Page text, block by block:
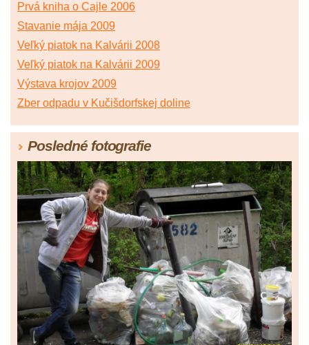
Prvá kniha o Cajle 2006
Stavanie mája 2009
Veľký piatok na Kalvárii 2008
Veľký piatok na Kalvárii 2009
Výstava krojov 2009
Zber odpadu v Kučišdorfskej doline
Posledné fotografie